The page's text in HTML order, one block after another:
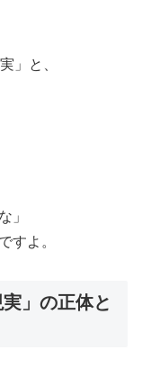
」と、
」
すよ。
」の正体と